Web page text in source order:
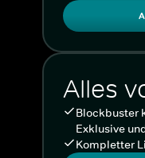
Alles
Blockbuster
Exklusive
Kompletter